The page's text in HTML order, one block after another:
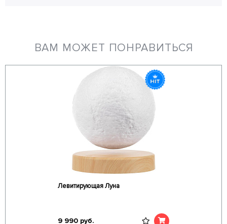
ВАМ МОЖЕТ ПОНРАВИТЬСЯ
Левитирующая Луна
9 990 руб.